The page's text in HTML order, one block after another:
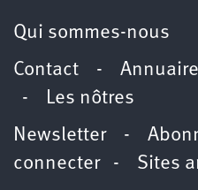
Qui sommes-nous
Contact - Annuaire
- Les nôtres
Newsletter-
connecter- Sites